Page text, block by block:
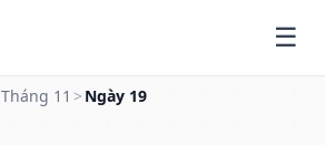
Tháng 11 > Ngày 19